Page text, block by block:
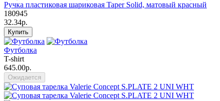
Ручка пластиковая шариковая Taper Solid, матовый красный
180945
32.34р.
Купить
Футболка
T-shirt
645.00р.
Ожидается